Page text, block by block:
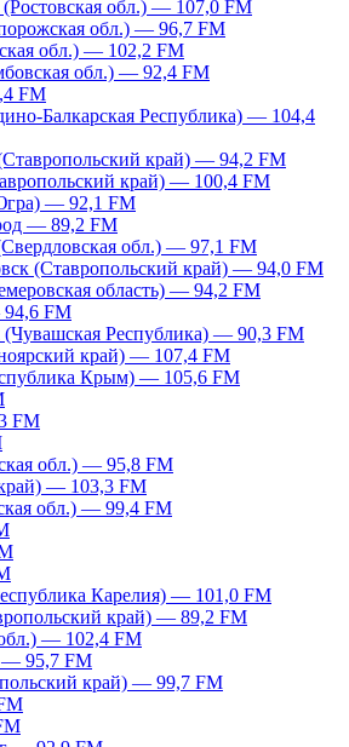
обл.) — 107,0 FM
обл.) — 96,7 FM
обл.) — 102,2 FM
обл.) — 92,4 FM
FM
Балкарская Республика) — 104,4
край) — 94,2 FM
край) — 100,4 FM
— 92,1 FM
— 89,2 FM
обл.) — 97,1 FM
(Ставропольский край) — 94,0 FM
область) — 94,2 FM
FM
(Чувашская Республика) — 90,3 FM
край) — 107,4 FM
Крым) — 105,6 FM
FM
обл.) — 95,8 FM
— 103,3 FM
обл.) — 99,4 FM
Карелия) — 101,0 FM
край) — 89,2 FM
— 102,4 FM
— 95,7 FM
край) — 99,7 FM